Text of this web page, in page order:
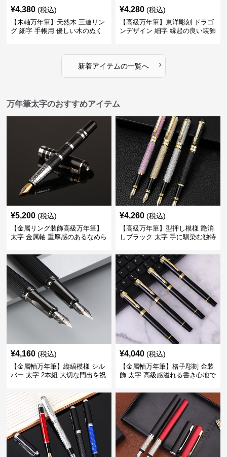
¥4,380 (税込)
【木軸万年筆】天然木 三連リン
グ 細字 手帳用 優しい木のぬく
¥4,280 (税込)
【高級万年筆】東洋彫刻 ドラゴ
ンデザイン 細字 縁起の良い装飾
新着アイテムの一覧へ ›
万年筆太字のおすすめアイテム
¥5,200 (税込)
【金属リング装飾高級万年筆】
太字 金属軸 重厚感のあるなめら
きに最適
¥4,260 (税込)
【高級万年筆】型押し模様 艶消
しブラック 太字 手に馴染む独特
くい
¥4,160 (税込)
【金属軸万年筆】縦縞模様 シル
バー 太字 2本組 大切な門出を祝
ト
¥4,040 (税込)
【金属軸万年筆】格子彫刻 金装
飾 太字 高級感溢れる書き心地で